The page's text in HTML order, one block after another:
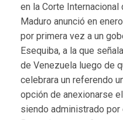
en la Corte Internacional
Maduro anunció en
por primera vez a un
Esequiba, a la que
de Venezuela luego de
celebrara un referendo
opción de anexionarse
siendo administrado por